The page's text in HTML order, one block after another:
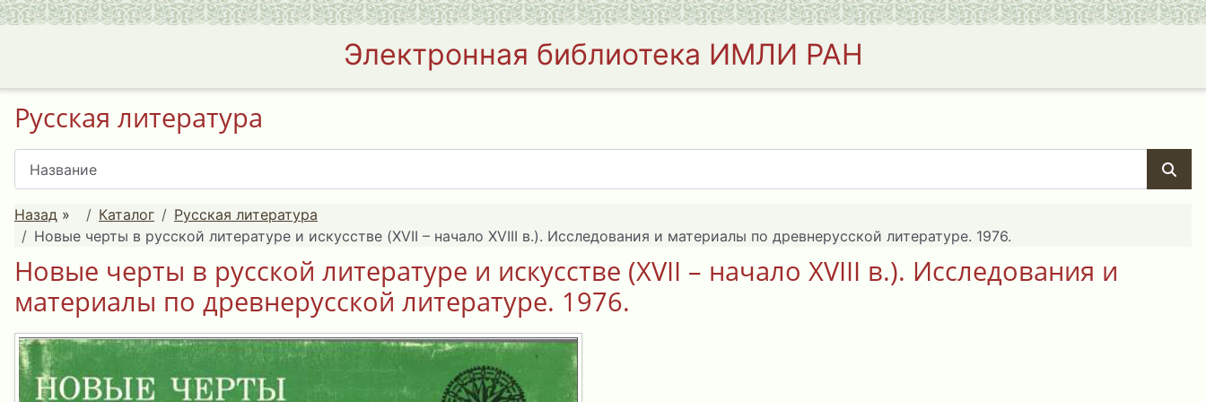
Электронная библиотека ИМЛИ РАН
Русская литература
Назад » Каталог
Русская литература
Новые черты в русской литературе и искусстве (XVII – начало XVIII в.). Исследования и материалы по древнерусской литературе. 1976.
Новые черты в русской литературе и искусстве (XVII – начало XVIII в.). Исследования и
материалы по древнерусской литературе. 1976.